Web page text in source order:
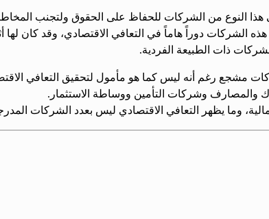
النوع من الشركات للحفاظ على الحقوق ولتجنب المخاطر
ذات الطبيعة الفردية.
تتطلب أكثر من 900 مليار، وحجم هذه الشركات مشجع رغم أنه ليس كما هو
والمصارف وشركات التأمين ووساطة الاستثمار.
وما يظهر التعافي الاقتصادي ليس بعدد الشركات